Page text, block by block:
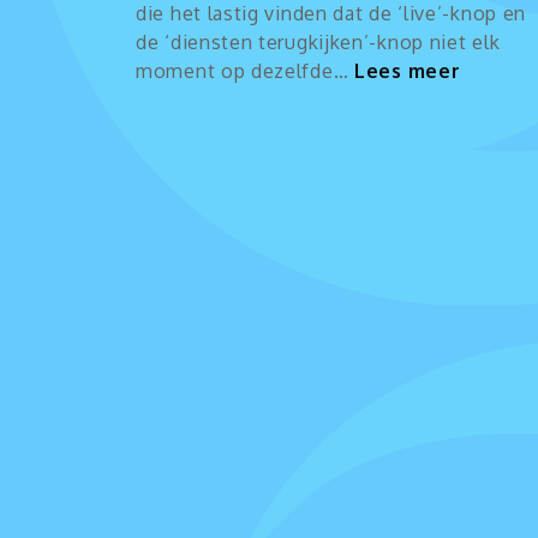
die het lastig vinden dat de ‘live’-knop en
de ‘diensten terugkijken’-knop niet elk
moment op dezelfde… Lees meer